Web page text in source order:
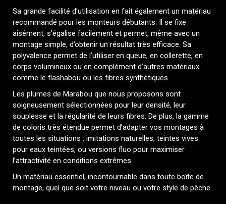
Sa grande facilité d’utilisation en fait également un matériau
recommandé pour les monteurs débutants. Il se fixe
aisément, s’égalise facilement et permet, même avec un
montage simple, d’obtenir un résultat très efficace. Sa
polyvalence permet de l’utiliser en queue, en collerette, en
corps volumineux ou en complément d’autres matériaux
comme le flashabou ou les fibres synthétiques.
Les plumes de Marabou que nous proposons sont
soigneusement sélectionnées pour leur densité, leur
souplesse et la régularité de leurs fibres. De plus, la gamme
de coloris très étendue permet d’adapter vos montages à
toutes les situations : imitations naturelles, teintes vives
pour eaux teintées, ou versions fluo pour maximiser
l’attractivité en conditions extrêmes.
Un matériau essentiel, incontournable dans toute boîte de
montage, quel que soit votre niveau ou votre style de pêche.